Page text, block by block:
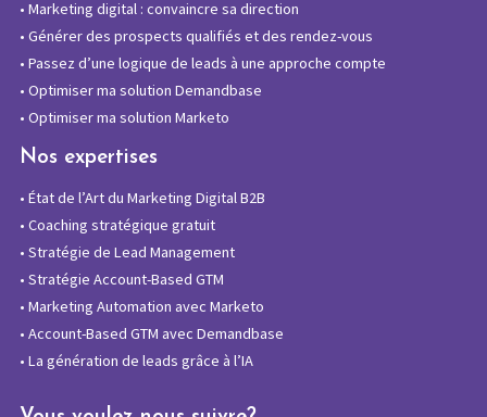
• Marketing digital : convaincre sa direction
• Générer des prospects qualifiés et des rendez-vous
• Passez d’une logique de leads à une approche compte
• Optimiser ma solution Demandbase
• Optimiser ma solution Marketo
Nos expertises
• État de l’Art du Marketing Digital B2B
• Coaching stratégique gratuit
• Stratégie de Lead Management
• Stratégie Account-Based GTM
• Marketing Automation avec Marketo
• Account-Based GTM avec Demandbase
• La génération de leads grâce à l’IA